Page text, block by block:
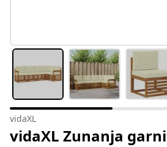
vidaXL
vidaXL Zunanja